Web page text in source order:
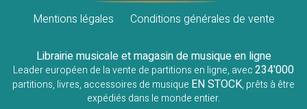
Mentions légales Conditions générales de vente
Librairie musicale et magasin de musique en ligne
Leader européen de la vente de partitions en ligne, avec234'000
partitions, livres, accessoires de musique EN STOCK, prêts à être
expédiés dans le monde entier.